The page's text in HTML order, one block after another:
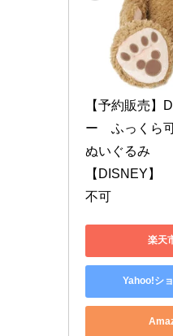
【予約販売】
ー　ふっくら
ぬいぐるみ　
【DISNEY】
不可
楽天
Yahoo!シ